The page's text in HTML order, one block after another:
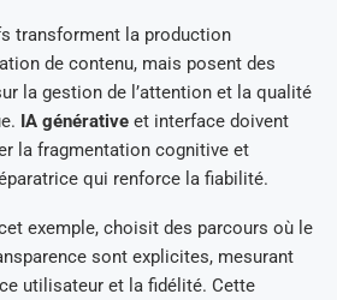
transforment la production
de contenu, mais posent des
la gestion de l’attention et la qualité
IA générative et interface doivent
la fragmentation cognitive et
qui renforce la fiabilité.
exemple, choisit des parcours où le
sont explicites, mesurant
utilisateur et la fidélité. Cette